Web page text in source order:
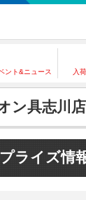
ント&ニュース 入
ン具志川店
ライズ情